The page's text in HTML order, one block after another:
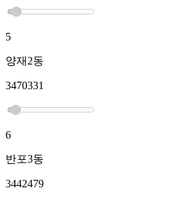
5
양재2동
3470331
6
반포3동
3442479